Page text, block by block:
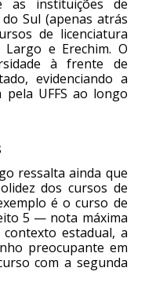
as instituições de
Sul (apenas atrás
de licenciatura
e Erechim. O
à frente de
evidenciando a
pela UFFS ao longo
ressalta ainda que
dos cursos de
é o curso de
5 — nota máxima
estadual, a
preocupante em
com a segunda